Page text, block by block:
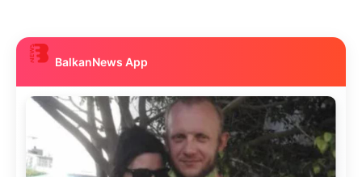
BalkanNews App